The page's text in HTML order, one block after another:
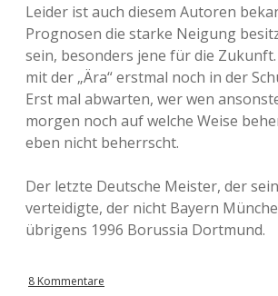
Leider ist auch diesem Autoren
Prognosen die starke Neigung
sein, besonders jene für die
mit der „Ära“ erstmal noch in der
Erst mal abwarten, wer wen
morgen noch auf welche Weise
eben nicht beherrscht.
Der letzte Deutsche Meister, der
verteidigte, der nicht Bayern
übrigens 1996 Borussia Dortmund.
8 Kommentare